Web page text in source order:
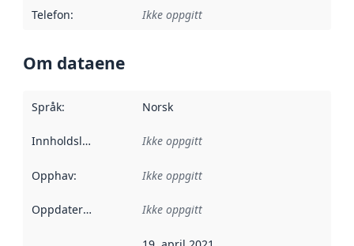
Telefon: Ikke oppgitt
Om dataene
Språk: Norsk
Innholdsleverandører :
Ikke oppgitt
Opphav: Ikke oppgitt
Oppdateringsfrekvens :
Ikke oppgitt